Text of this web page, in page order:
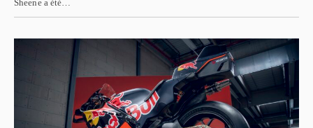
Sheene a été…